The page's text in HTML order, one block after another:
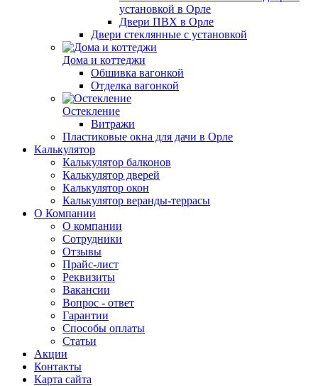
установкой в Орле
Двери ПВХ в Орле
Двери стеклянные с установкой
Дома и коттеджи
Обшивка вагонкой
Отделка вагонкой
Остекление
Витражи
Пластиковые окна для дачи в Орле
Калькулятор
Калькулятор балконов
Калькулятор дверей
Калькулятор окон
Калькулятор веранды-террасы
О Компании
О компании
Сотрудники
Отзывы
Прайс-лист
Реквизиты
Вакансии
Вопрос - ответ
Гарантии
Способы оплаты
Статьи
Акции
Контакты
Карта сайта